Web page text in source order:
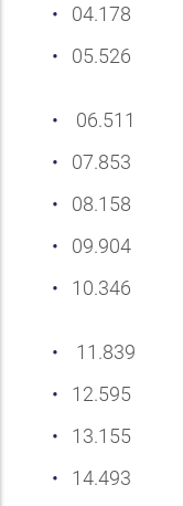
04.178
05.526
06.511
07.853
08.158
09.904
10.346
11.839
12.595
13.155
14.493